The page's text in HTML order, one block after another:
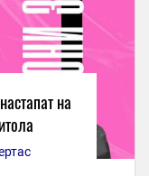
на